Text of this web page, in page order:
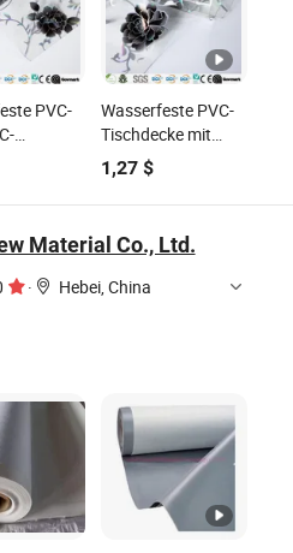
PVC-
Wasserfeste PVC-
Tischdecke mit
verschiedenen
Designs
1,27$
Material Co., Ltd.
· Hebei, China